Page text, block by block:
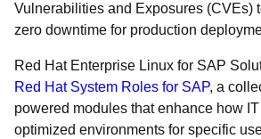
Vulnerabilities and Exposures (CVEs)
zero downtime for production
Red Hat Enterprise Linux for SAP
Red Hat System Roles for SAP, a
powered modules that enhance how
optimized environments for specific